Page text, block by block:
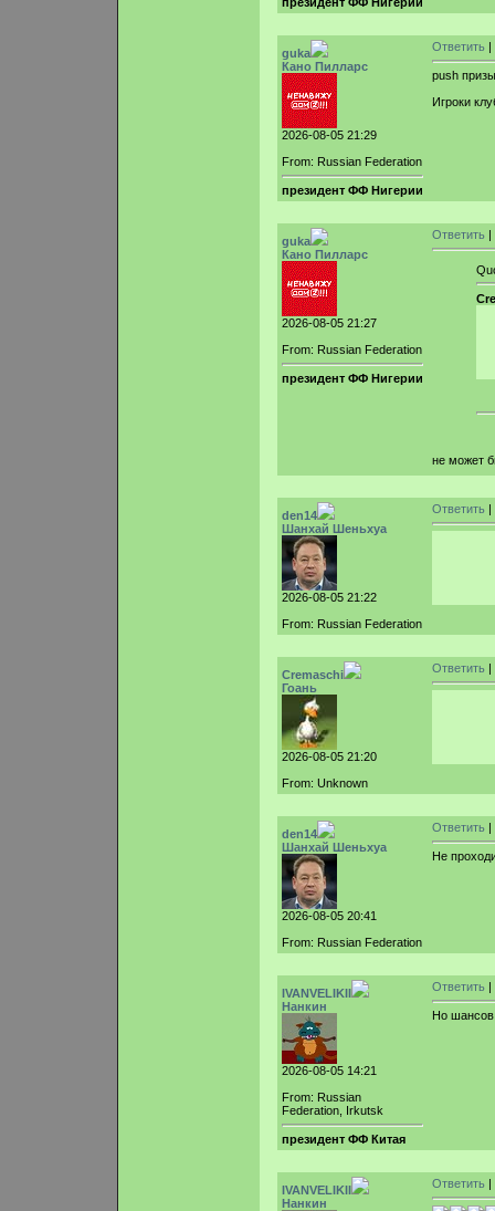
guka
Кано Пилларс
2026-08-05 21:29
From: Russian Federation
президент ФФ Нигерии
Ответить |
push
Игроки
guka
Кано Пилларс
2026-08-05 21:27
From: Russian Federation
президент ФФ Нигерии
Ответить |
не может
den14
Шанхай Шеньхуа
2026-08-05 21:22
From: Russian Federation
Ответить |
Cremaschi
Гоань
2026-08-05 21:20
From: Unknown
Ответить |
den14
Шанхай Шеньхуа
2026-08-05 20:41
From: Russian Federation
Ответить |
Не
IVANVELIKII
Нанкин
2026-08-05 14:21
From: Russian
Federation, Irkutsk
президент ФФ Китая
Ответить |
Но
IVANVELIKII
Нанкин
Ответить |